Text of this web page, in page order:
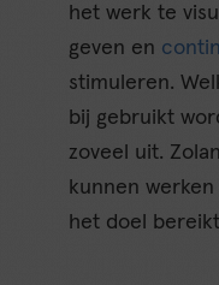
het werk te
geven en
stimuleren.
bij gebruikt
zoveel uit.
kunnen
het doel